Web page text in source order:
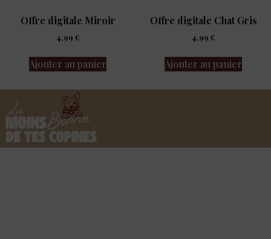
Offre digitale Miroir
4,99 €
Ajouter au panier
Offre digitale Chat Gris
4,99 €
Ajouter au panier